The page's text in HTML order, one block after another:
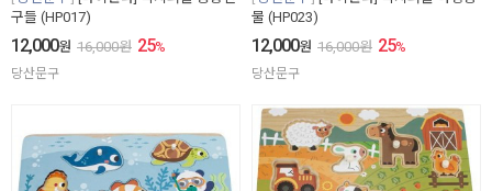
구들 (HP017)
12,000원 16,000원 25%
당산문구
물 (HP023)
12,000원 16,000원 25%
당산문구